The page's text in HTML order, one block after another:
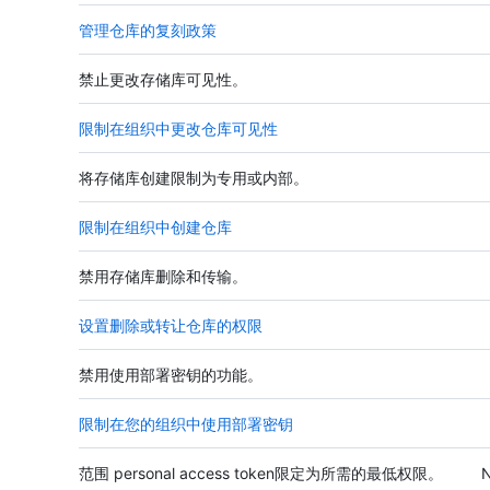
管理仓库的复刻政策
禁止更改存储库可见性。
限制在组织中更改仓库可见性
将存储库创建限制为专用或内部。
限制在组织中创建仓库
禁用存储库删除和传输。
设置删除或转让仓库的权限
禁用使用部署密钥的功能。
限制在您的组织中使用部署密钥
范围 personal access token限定为所需的最低权限。